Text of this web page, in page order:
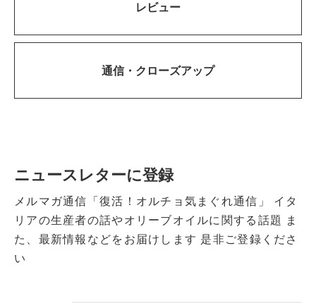
レビュー
通信・ クローズアップ
ニュースレターに登録
メルマガ通信「復活！オルチョ気まぐれ通信」
イタ
リアの生産者の話やオリーブオイルに関する話題
ま
た、最新情報などをお届けします 是非ご登録くださ
い